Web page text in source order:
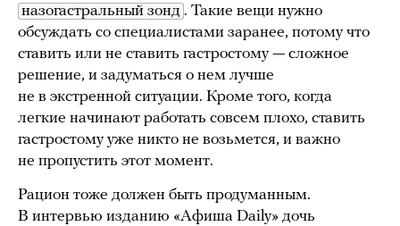
назогастральный зонд . Такие вещи нужно
обсуждать со специалистами заранее, потому что
ставить или не ставить гастростому — сложное
решение, и задуматься о нем лучше
не в экстренной ситуации. Кроме того, когда
легкие начинают работать совсем плохо, ставить
гастростому уже никто не возьмется, и важно
не пропустить этот момент.
Рацион тоже должен быть продуманным.
В интервью изданию «Афиша Daily» дочь